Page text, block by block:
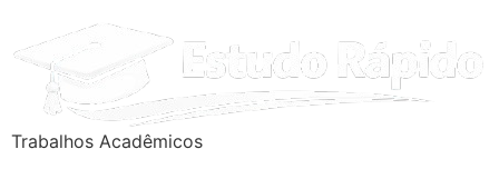
Trabalhos Acadêmicos